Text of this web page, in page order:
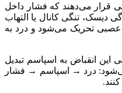
قرار می‌دهند که فشار داخل
تنگی کانال یا التهاب
عصبی تحریک می‌شود و درد به
انقباض به اسپاسم تبدیل
می‌شود: درد → اسپاسم → فشار